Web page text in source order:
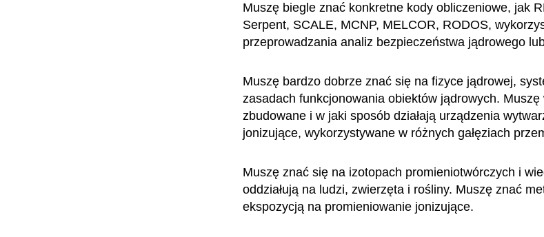
Muszę biegle znać konkretne kody obliczeniowe, jak
Serpent, SCALE, MCNP, MELCOR, RODOS,
przeprowadzania analiz bezpieczeństwa jądrowego
Muszę bardzo dobrze znać się na fizyce jądrowej,
zasadach funkcjonowania obiektów jądrowych.
zbudowane i w jaki sposób działają urządzenia
jonizujące, wykorzystywane w różnych gałęziach
Muszę znać się na izotopach promieniotwórczych i
oddziałują na ludzi, zwierzęta i rośliny. Muszę znać
ekspozycją na promieniowanie jonizujące.